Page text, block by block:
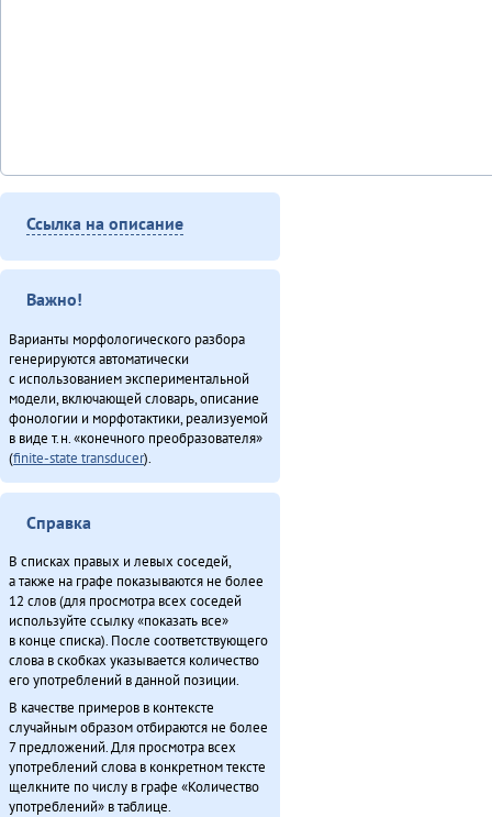
Ссылка на описание
Важно!
Варианты морфологического разбора
генерируются автоматически
с использованием экспериментальной
модели, включающей словарь, описание
фонологии и морфотактики, реализуемой
в виде т.н. «конечного преобразователя»
(finite-state transducer).
Справка
В списках правых и левых соседей,
а также на графе показываются не более
12 слов (для просмотра всех соседей
используйте ссылку «показать все»
в конце списка). После соответствующего
слова в скобках указывается количество
его употреблений в данной позиции.
В качестве примеров в контексте
случайным образом отбираются не более
7 предложений. Для просмотра всех
употреблений слова в конкретном тексте
щелкните по числу в графе «Количество
употреблений» в таблице.